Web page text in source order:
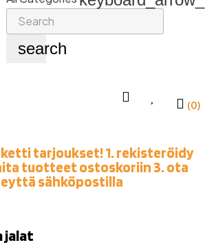
search
(0)
tarjoukset! 1. rekisteröidy
tuotteet ostoskoriin 3. ota
sähköpostilla
jalat